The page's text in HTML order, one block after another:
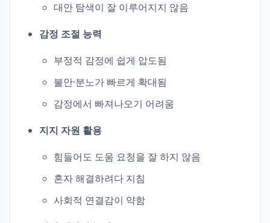
대안 탐색이 잘 이루어지지 않음
감정 조절 능력
부정적 감정에 쉽게 압도됨
불안·분노가 빠르게 확대됨
감정에서 빠져나오기 어려움
지지 자원 활용
힘들어도 도움 요청을 잘 하지 않음
혼자 해결하려다 지침
사회적 연결감이 약함